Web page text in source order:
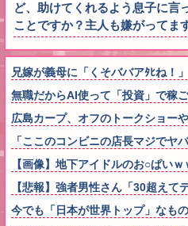
ど、助けてくれるよう息子に言
ことですか？主人も嫌がってま
兄嫁が義母に「くそババアﾀﾋね！
無職だからAI使って「投資」で稼
広島カープ、オフのトークショー
「ここのコンビニの店長マジで
【画像】地下アイドルのお○ぱいｗ
【悲報】強者男性さん「30超え
今でも「日本が世界トップ」なも